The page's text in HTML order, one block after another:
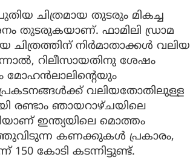
ചിത്രമായ തുടരും മികച്ച
തുടരുകയാണ്. ഫാമിലി ഡ്രാമ
ചിത്രത്തിന് നിര്‍മാതാക്കള്‍ വലിയ
റിലീസായതിനു ശേഷം
മോഹന്‍ലാലിന്റെയും
വലിയതോതിലുള്ള
രണ്ടാം ഞായറാഴ്ചയിലെ
ഇന്ത്യയിലെ മൊത്തം
കണക്കുകള്‍ പ്രകാരം,
കോടി കടന്നിട്ടുണ്ട്.